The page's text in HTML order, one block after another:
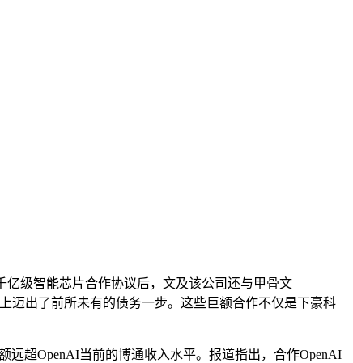
亿级智能芯片合作协议后，文及该公司还与甲骨文
迈出了前所未有的债务一步。这些巨额合作不仅是下豪科
远超OpenAI当前的博通收入水平。报道指出，合作OpenAI